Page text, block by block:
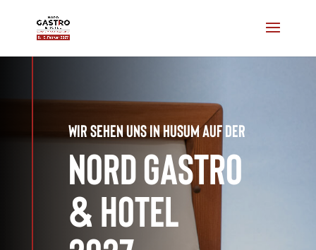
Wir sehen uns in Husum auf der
NORD GASTRO
& HOTEL